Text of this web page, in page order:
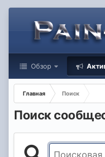
Обзор
Главная Поиск
Поиск